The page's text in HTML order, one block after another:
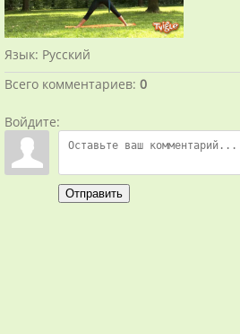
Язык: Русский
Всего комментариев: 0
Войдите:
Отправить